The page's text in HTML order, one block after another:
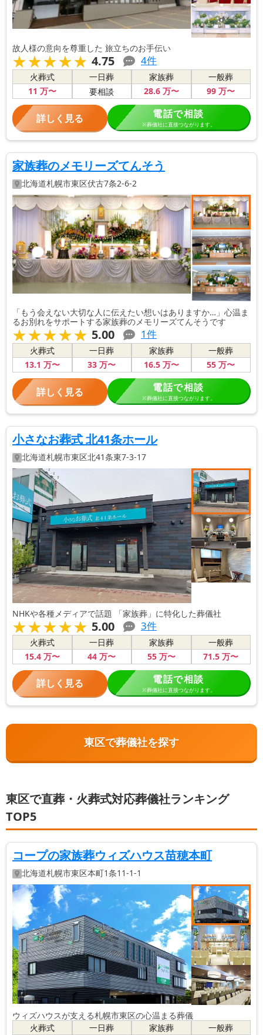
故人様の意向を尊重した 旅立ちのお手伝い
★★★★★
★★★★★ 4.75 4件
火葬式
11 万〜
一日葬
要相談
家族葬
28.6万〜
一般葬
99 万〜
詳しく見る 電話で相談
※葬儀社に直接つながります。
家族葬のメモリーズてんそう
北海道札幌市東区伏古7条2-6-2
「もう会えない大切な人に伝えたい想いはありますか…」心温ま
るお別れをサポートする家族葬のメモリーズてんそうです
★★★★★
★★★★★ 5.00 1件
火葬式
13.1 万〜
一日葬
33 万〜
家族葬
16.5万〜
一般葬
55 万〜
詳しく見る 電話で相談
※葬儀社に直接つながります。
小さなお葬式 北41条ホール
北海道札幌市東区北41条東7-3-17
NHKや各種メディアで話題 「家族葬」に特化した葬儀社
★★★★★
★★★★★ 5.00 3件
火葬式
15.4万〜
一日葬
44 万〜
家族葬
55万〜
一般葬
71.5 万〜
詳しく見る 電話で相談
※葬儀社に直接つながります。
東区で葬儀社を探す
東区で直葬・火葬式対応葬儀社ランキング
TOP5
コープの家族葬ウィズハウス苗穂本町
北海道札幌市東区本町1条11-1-1
ウィズハウスが支える札幌市東区の心温まる葬儀
火葬式
一日葬
家族葬
一般葬